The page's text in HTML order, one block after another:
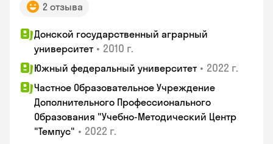
2 отзыва
Донской государственный аграрный
университет • 2010 г.
Южный федеральный университет • 2022 г.
Частное Образовательное Учреждение
Дополнительного Профессионального
Образования "Учебно-Методический Центр
"Темпус" • 2022 г.